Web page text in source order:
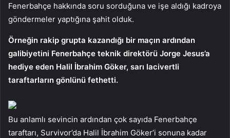
Fenerbahçe hakkında soru sorduğuna ve işe aldığı kadroya
göndermeler yaptığına şahit olduk.
Örneğin rakip grupta kazandığı bir maçın ardından
galibiyetini Fenerbahçe teknik direktörü Jorge Jesus’a
hediye eden Halil İbrahim Göker, sarı lacivertli
taraftarların gönlünü fethetti.
Bu anlamlı sevincin ardından çok sayıda Fenerbahçe
taraftarı, Survivor’da Halil İbrahim Göker’i sonuna kadar